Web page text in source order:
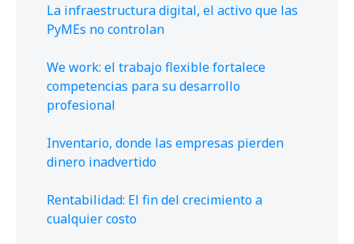
La infraestructura digital, el activo que las
PyMEs no controlan
We work: el trabajo flexible fortalece
competencias para su desarrollo
profesional
Inventario, donde las empresas pierden
dinero inadvertido
Rentabilidad: El fin del crecimiento a
cualquier costo